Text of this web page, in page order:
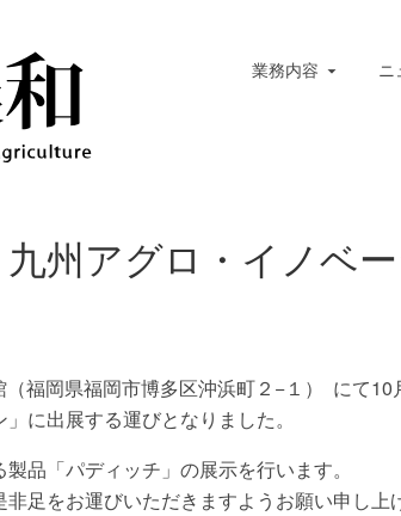
業務内容 ニ
九州アグロ・イノベ
福岡県福岡市博多区沖浜町２−１） にて
に出展する運びとなりました。
品「パディッチ」 の展示を行います。
非足をお運びいただきますようお願い申し上